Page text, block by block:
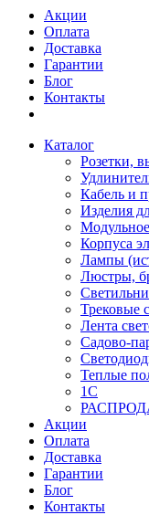
Акции
Оплата
Доставка
Гарантии
Блог
Контакты
Каталог
Розетки,
Кабель и
Изделия
Корпуса
Лампы
Люстры,
Трековые
Лента
Садово-
Теплые
1С
Акции
Оплата
Доставка
Гарантии
Блог
Контакты